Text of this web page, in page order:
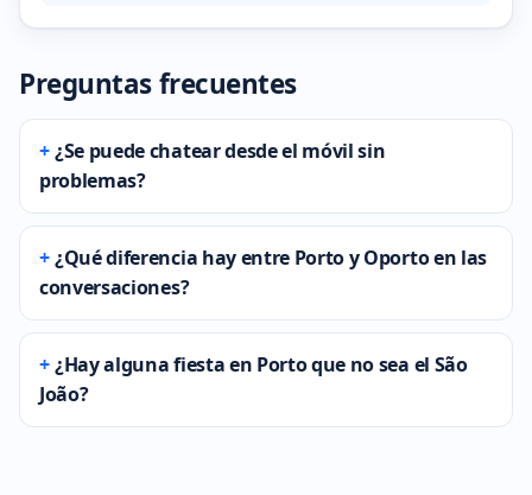
Preguntas frecuentes
¿Se puede chatear desde el móvil sin
problemas?
¿Qué diferencia hay entre Porto y Oporto en las
conversaciones?
¿Hay alguna fiesta en Porto que no sea el São
João?